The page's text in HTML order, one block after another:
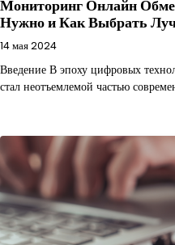
Мониторинг Онлайн
Нужно и Как Выбрать
14 мая 2024
Введение В эпоху цифровых
стал неотъемлемой частью